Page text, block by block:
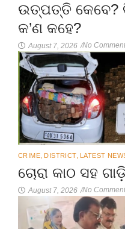
ଉତ୍ପତ୍ତି କେବେ?
କ’ଣ କହେ?
August 7, 2026 /No
CRIME, DISTRICT, LATEST
ଚୋରା କାଠ ସହ
August 7, 2026 /No